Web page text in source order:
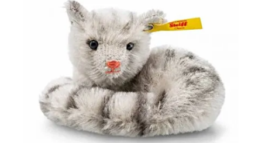
当店はネット販売ですので実物をお見せすることが
できません。
海外からのお取り寄せと言うことですが、商品はきち
ご安心ください！商品は確実にお届けします。
商品は直接海外から届くのですか。受取の際、関税な
千葉県 U・Y 様 （女性）
「ChatGPTを利用したところ「くまの小屋」さ
んを紹介され…」
埼玉県 S・W 様
「送られる際にメールなどで届けて頂きとても
安心感がありました」